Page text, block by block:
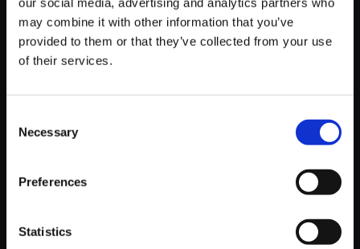
may combine it with other information that you’ve
provided to them or that they’ve collected from your use
of their services.
Selection
Necessary
Preferences
Statistics
【単曲】DEAD RISING Deluxe
Remaster - Ambient & Horror
Disquiet
おすすめ商品